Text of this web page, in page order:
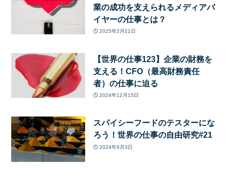
業の成功を支えられるメディアバ
イヤーの仕事とは？
2025年2月21日
【世界の仕事123】企業の財務を
支える！CFO（最高財務責任
者）の仕事に迫る
2024年12月15日
スパイシーフードのテスターにな
ろう！世界の仕事の自由研究#21
2024年9月3日